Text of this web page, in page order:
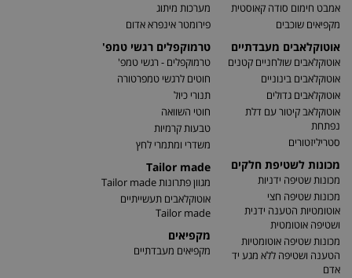
אמבט חימום סודה קאוסטית
מקפיאים שוכבים
אוטוקלאבים מעבדתיים
אוטוקלאבים שולחניים קטנים
אוטוקלאבים בינוניים
אוטוקלאבים גדולים
אוטוקלאב קיטור עם דלת
נפתחת
סטריליזטורים
מכונות לשטיפת חלקים
מכונות שטיפה ידניות
מכונות שטיפה חצי
אוטומטיות הטענה ידנית
ושטיפה אוטומטית
מכונות שטיפה אוטומטיות
הטענה ושטיפה ללא מגע יד
אדם
מערכות מיתוג
פירומטר אינפרא אדום
טרמוקפלים רגשי טמפ'
טרמוקפלים - רגשי טמפ'
חוטים לרגשי טמפרטורה
תנורי כיול
חוטי השוואה
טבעות קרמיות
משדרי ומתמרי לחץ
Tailor made
מגוון פתרונות Tailor made
אוטוקלאבים תעשייתיים
Tailor made
מקפיאים
מקפיאים מעבדתיים